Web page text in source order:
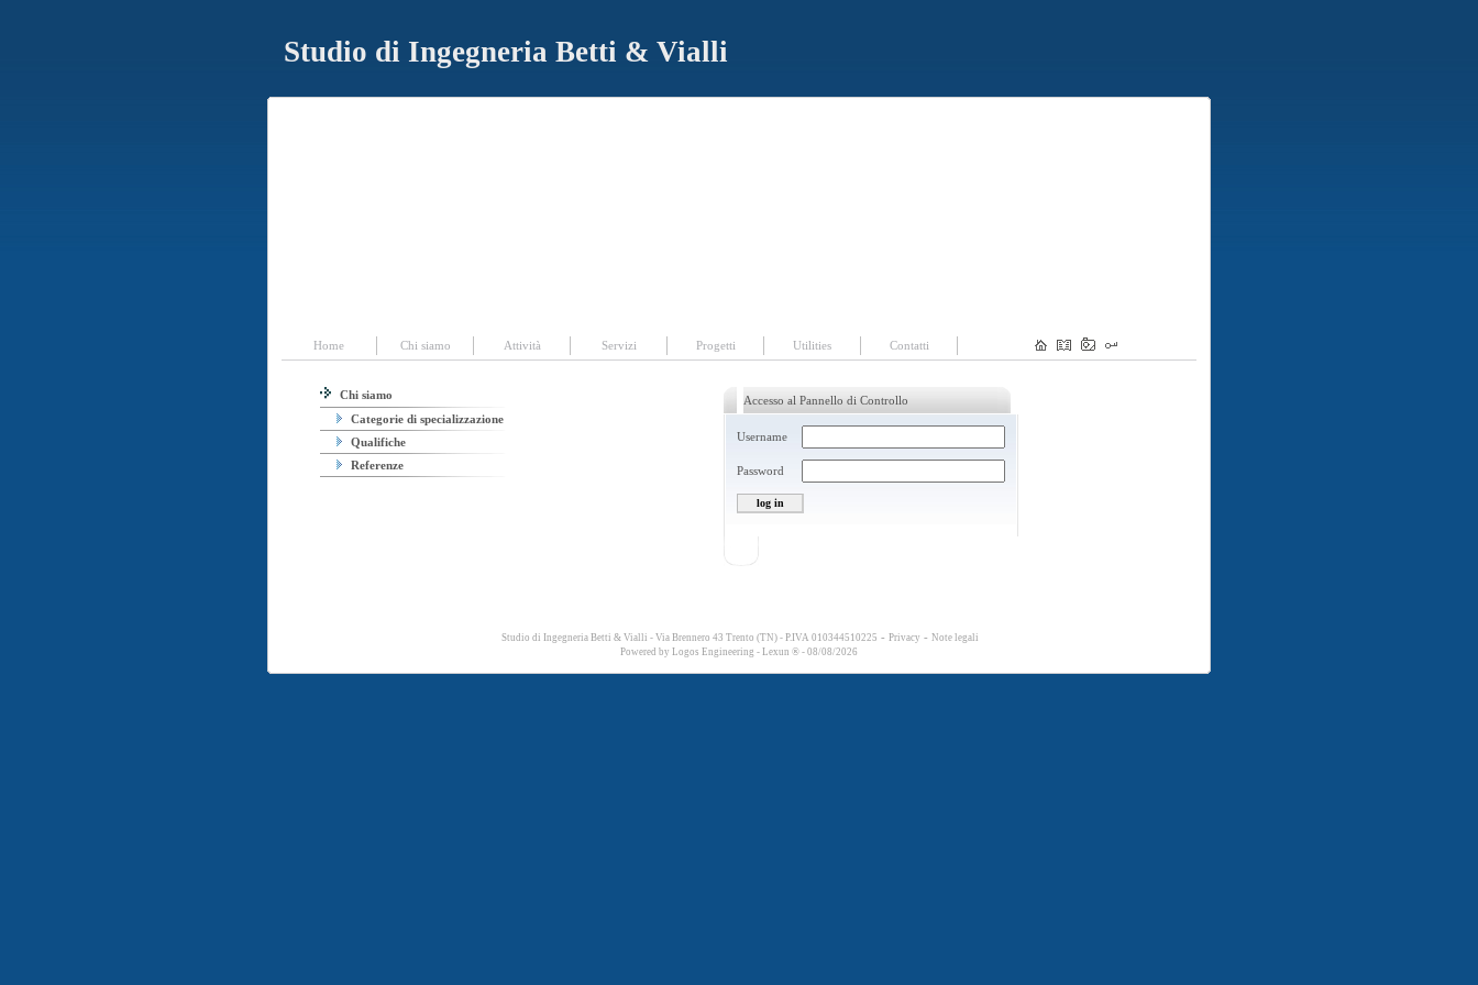
Studio di Ingegneria Betti & Vialli
Home| Chi siamo Attività| Servizi Progetti Contatti
Chi siamo
Categorie di specializzazione
Qualifiche
Referenze
Accesso al Pannello di Controllo
Username
Password
Studio di Ingegneria Betti & Vialli - Via Brennero 43 Trento (TN) - P.IVA 010344510225 - Privacy - Note legali
Powered by Logos Engineering - Lexun ® - 08/08/2026
Home Chi siamo Attività Servizi Progetti Utilities Contatti